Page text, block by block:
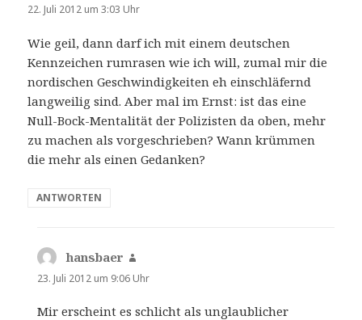
22. Juli 2012 um 3:03 Uhr
Wie geil, dann darf ich mit einem deutschen
Kennzeichen rumrasen wie ich will, zumal mir die
nordischen Geschwindigkeiten eh einschläfernd
langweilig sind. Aber mal im Ernst: ist das eine
Null-Bock-Mentalität der Polizisten da oben, mehr
zu machen als vorgeschrieben? Wann krümmen
die mehr als einen Gedanken?
ANTWORTEN
hansbaer
23. Juli 2012 um 9:06 Uhr
Mir erscheint es schlicht als unglaublicher